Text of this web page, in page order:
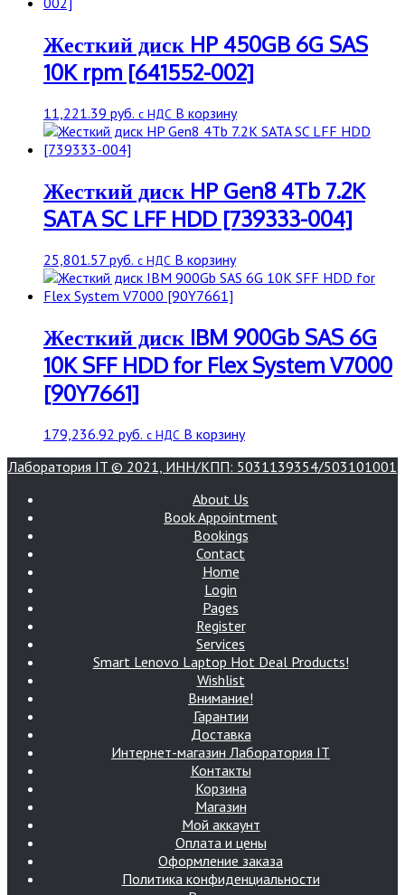
Жесткий диск HP 450GB 6G SAS
10K rpm [641552-002]
11,221.39 руб. с НДС В корзину
Жесткий диск HP Gen8 4Tb 7.2K
SATA SC LFF HDD [739333-004]
25,801.57 руб. с НДС В корзину
Жесткий диск IBM 900Gb SAS 6G
10K SFF HDD for Flex System V7000
[90Y7661]
179,236.92 руб. с НДС В корзину
Лаборатория IT © 2021, ИНН/КПП: 5031139354/503101001
About Us
Book Appointment
Bookings
Contact
Home
Login
Pages
Register
Services
Smart Lenovo Laptop Hot Deal Products!
Wishlist
Внимание!
Гарантии
Доставка
Интернет-магазин Лаборатория IT
Контакты
Корзина
Магазин
Мой аккаунт
Оплата и цены
Оформление заказа
Политика конфиденциальности